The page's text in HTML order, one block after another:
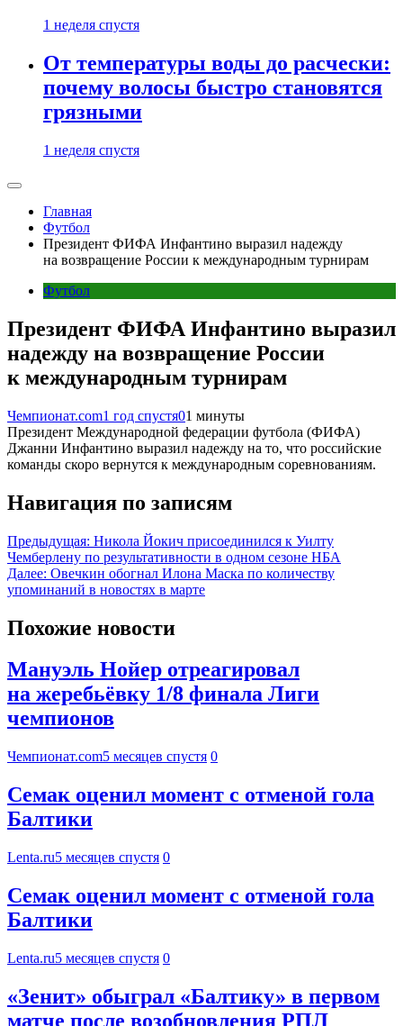
1 неделя спустя
От температуры воды до расчески:
почему волосы быстро становятся
грязными
1 неделя спустя
Главная
Футбол
Президент ФИФА Инфантино выразил надежду
на возвращение России к международным турнирам
Футбол
Президент ФИФА Инфантино выразил
надежду на возвращение России
к международным турнирам
Чемпионат.com1 год спустя01 минуты
Президент Международной федерации футбола (ФИФА)
Джанни Инфантино выразил надежду на то, что российские
команды скоро вернутся к международным соревнованиям.
Навигация по записям
Предыдущая: Никола Йокич присоединился к Уилту
Чемберлену по результативности в одном сезоне НБА
Далее: Овечкин обогнал Илона Маска по количеству
упоминаний в новостях в марте
Похожие новости
Мануэль Нойер отреагировал
на жеребьёвку 1/8 финала Лиги
чемпионов
Чемпионат.com5 месяцев спустя 0
Семак оценил момент с отменой гола
Балтики
Lenta.ru5 месяцев спустя 0
Семак оценил момент с отменой гола
Балтики
Lenta.ru5 месяцев спустя 0
«Зенит» обыграл «Балтику» в первом
матче после возобновления РПЛ